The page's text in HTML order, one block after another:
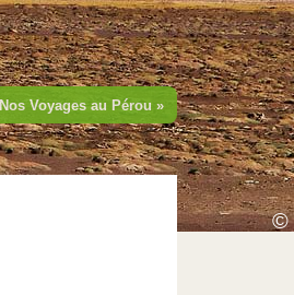
©
Nos Voyages au Pérou »